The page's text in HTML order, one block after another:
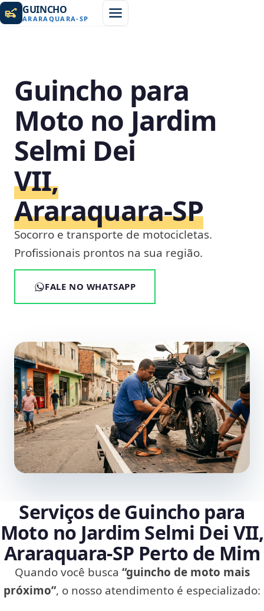
GUINCHO
ARARAQUARA-SP
Guincho para
Moto no Jardim
Selmi Dei
VII,
Araraquara‑SP
Socorro e transporte de motocicletas.
Profissionais prontos na sua região.
FALE NO WHATSAPP
Serviços de Guincho para
Moto no Jardim Selmi Dei VII,
Araraquara‑SP Perto de Mim
Quando você busca “guincho de moto mais
próximo”, o nosso atendimento é especializado: